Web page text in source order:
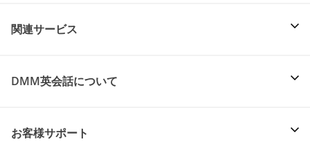
関連サービス
DMM英会話について
お客様サポート